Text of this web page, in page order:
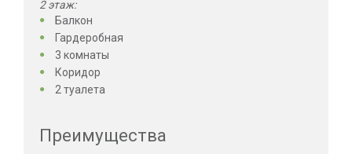
2 этаж:
Балкон
Гардеробная
3 комнаты
Коридор
2 туалета
Преимущества